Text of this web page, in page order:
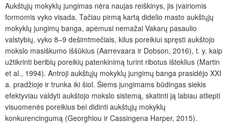
Aukštųjų mokyklų jungimas nėra naujas reiškinys, jis įvairiomis
formomis vyko visada. Tačiau pirmą kartą didelio masto aukštųjų
mokyklų jungimų banga, apėmusi nemažai Vakarų pasaulio
valstybių, vyko 8–9 dešimtmečiais, kilus poreikiui spręsti aukštojo
mokslo masiškumo iššūkius (Aarrevaara ir Dobson, 2016), t. y. kaip
užtikrinti beribių poreikių patenkinimą turint ribotus išteklius (Martin
et al., 1994). Antroji aukštųjų mokyklų jungimų banga prasidėjo XXI
a. pradžioje ir trunka iki šiol. Šiems jungimams būdingas siekis
efektyviau valdyti aukštojo mokslo sistemą, skatinti ją labiau atliepti
visuomenės poreikius bei didinti aukštųjų mokyklų
konkurencingumą (Georghiou ir Cassingena Harper, 2015).